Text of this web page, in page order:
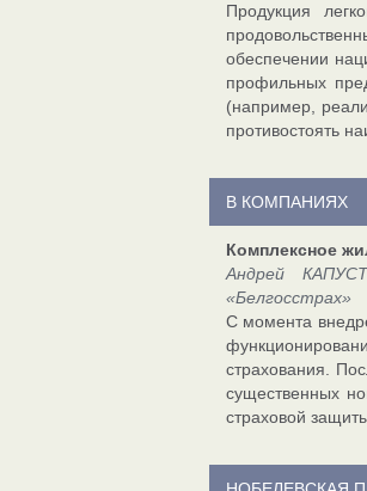
Продукция
обеспечении
профильных
(например,
противостоять
В КОМПАНИЯХ
Комплексное
Андрей
«Белгосстрах»
С момента
страхования.
существенных
страховой